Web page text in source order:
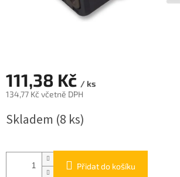
111,38 Kč / ks
134,77 Kč včetně DPH
cena:
Skladem (8 ks)
Přidat do košíku